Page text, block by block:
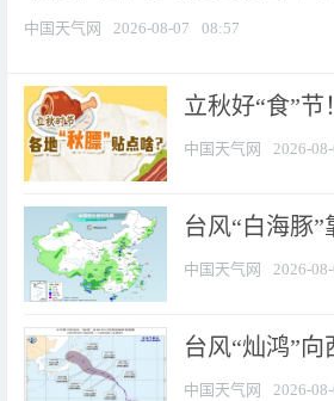
中国天气网 2026-08-07 08:57
立秋好“食”
中国天气网 2026-
台风“白海豚
中国天气网 2026-
台风“灿鸿”
中国天气网 2026-